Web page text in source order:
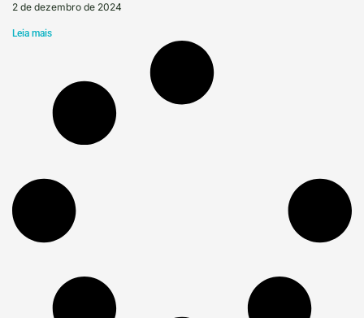
2 de dezembro de 2024
Leia mais